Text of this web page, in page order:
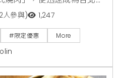
是一位難求的盛況，完美
位。品牌以最正宗的韓式
獲了無數人的味蕾。更令
人將於9月29日首次為自家
人參與) 1,247
#限定優惠 More